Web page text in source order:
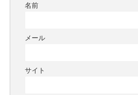
名前
メール
サイト